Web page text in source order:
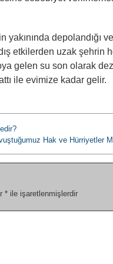
depolandığı ve
etkilerden uzak şehrin
gelen su son olarak
ile evimize kadar gelir.
Hak ve Hürriyetler
* ile işaretlenmişlerdir